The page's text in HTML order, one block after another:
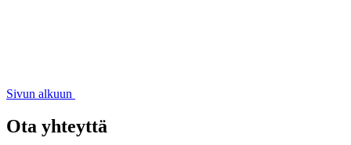
Sivun alkuun
Ota yhteyttä